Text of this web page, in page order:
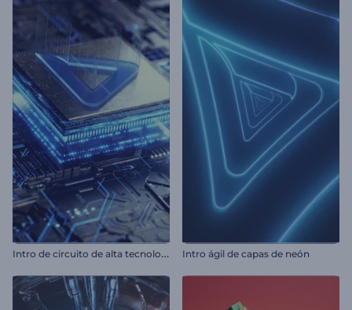
I
ntro de circuito de alta tecnología Intro ágil de capas de neón